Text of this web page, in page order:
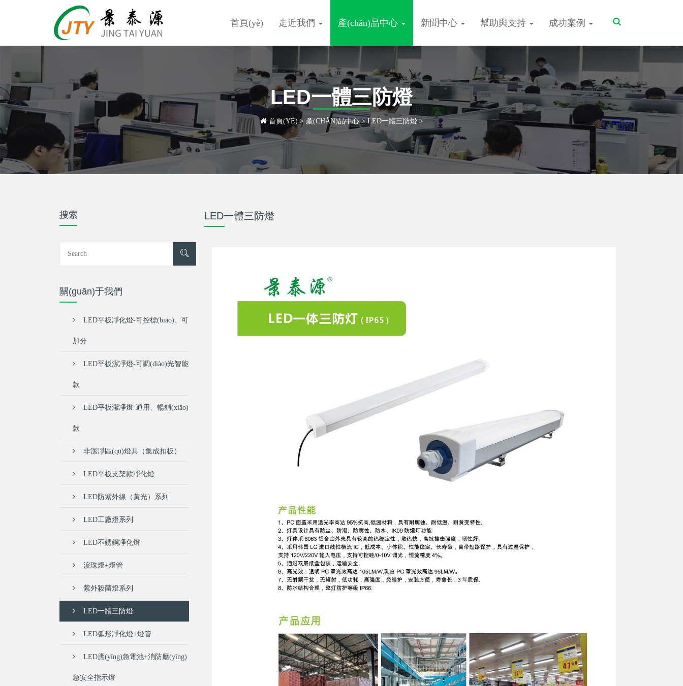
Toggle
Search
首頁(yè) 走近我們 產(chǎn)品中心 新聞中心 幫助與支持 成功案例
LED一體三防燈
首頁(YÈ)> 產(CHǍN)品中心>LED一體三防燈>
LED一體三防燈
搜索
關(guān)于我們
LED平板凈化燈-可控標(biāo)、可
加分
LED平板潔凈燈-可調(diào)光智能
款
LED平板潔凈燈-通用、暢銷(xiāo)
款
非潔凈區(qū)燈具（集成扣板）
LED平板支架款凈化燈
LED防紫外線（黃光）系列
LED工廠燈系列
LED不銹鋼凈化燈
淚珠燈+燈管
紫外殺菌燈系列
LED一體三防燈
LED弧形凈化燈+燈管
LED應(yīng)急電池+消防應(yīng)
急安全指示燈